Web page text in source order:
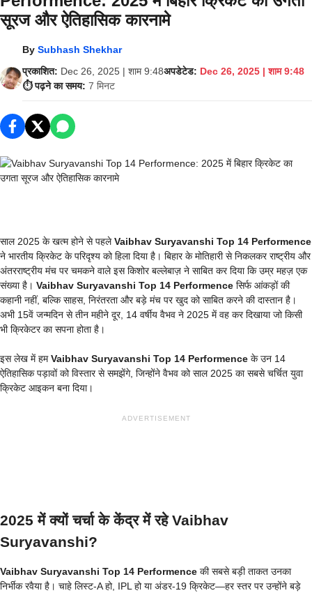
सूरज और ऐतिहासिक कारनामे
BySubhash Shekhar
प्रकाशित: Dec 26, 2025 | शाम 9:48अपडेटेड: Dec 26, 2025 | शाम 9:48
⏱️ पढ़ने का समय: 7 मिनट
साल 2025 के खत्म होने से पहलेVaibhav Suryavanshi Top 14 Performence
ने भारतीय क्रिकेट के परिदृश्य को हिला दिया है। बिहार के मोतिहारी से निकलकर राष्ट्रीय और
अंतरराष्ट्रीय मंच पर चमकने वाले इस किशोर बल्लेबाज़ ने साबित कर दिया कि उम्र महज़ एक
संख्या है। Vaibhav Suryavanshi Top 14 Performence सिर्फ आंकड़ों की
कहानी नहीं, बल्कि साहस, निरंतरता और बड़े मंच पर खुद को साबित करने की दास्तान है।
अभी 15वें जन्मदिन से तीन महीने दूर, 14 वर्षीय वैभव ने 2025 में वह कर दिखाया जो किसी
भी क्रिकेटर का सपना होता है।
इस लेख में हमVaibhav Suryavanshi Top 14 Performence के उन 14
ऐतिहासिक पड़ावों को विस्तार से समझेंगे, जिन्होंने वैभव को साल 2025 का सबसे चर्चित युवा
क्रिकेट आइकन बना दिया।
ADVERTISEMENT
2025 में क्यों चर्चा के केंद्र में रहे Vaibhav
Suryavanshi?
Vaibhav Suryavanshi Top 14 Performence की सबसे बड़ी ताकत उनका
निर्भीक रवैया है। चाहे लिस्ट-A हो, IPL हो या अंडर-19 क्रिकेट—हर स्तर पर उन्होंने बड़े